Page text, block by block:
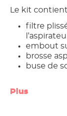
Le kit
filtre
embout
brosse
buse de
Plus